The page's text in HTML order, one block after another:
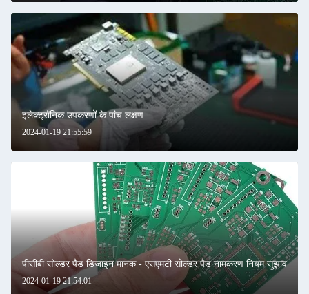
2024-01-19 21:55:59
इलेक्ट्रॉनिक उपकरणों के पांच लक्षण
2024-01-19 21:54:01
पीसीबी सोल्डर पैड डिजाइन मानक - एसएमटी सोल्डर पैड नामकरण नियम सुझाव